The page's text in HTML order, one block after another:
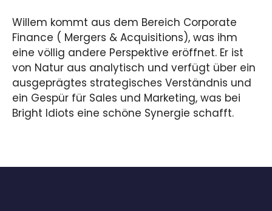
Willem kommt aus dem Bereich Corporate
Finance ( Mergers & Acquisitions), was ihm
eine völlig andere Perspektive eröffnet. Er ist
von Natur aus analytisch und verfügt über ein
ausgeprägtes strategisches Verständnis und
ein Gespür für Sales und Marketing, was bei
Bright Idiots eine schöne Synergie schafft.